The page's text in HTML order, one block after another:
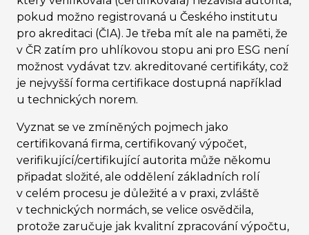
pokud možno registrovaná u Českého institutu
pro akreditaci (ČIA). Je třeba mít ale na paměti, že
v ČR zatím pro uhlíkovou stopu ani pro ESG není
možnost vydávat tzv. akreditované certifikáty, což
je nejvyšší forma certifikace dostupná například
u technických norem.
Vyznat se ve zmíněných pojmech jako
certifikovaná firma, certifikovaný výpočet,
verifikující/certifikující autorita může někomu
připadat složité, ale oddělení základních rolí
v celém procesu je důležité a v praxi, zvláště
v technických normách, se velice osvědčila,
protože zaručuje jak kvalitní zpracování výpočtu,